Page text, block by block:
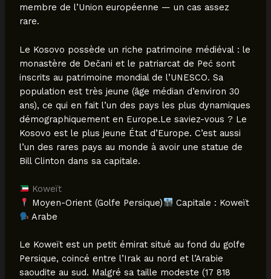
membre de l’Union européenne — un cas assez
rare.
Le Kosovo possède un riche patrimoine médiéval : le
monastère de Dečani et le patriarcat de Peć sont
inscrits au patrimoine mondial de l’UNESCO. Sa
population est très jeune (âge médian d’environ 30
ans), ce qui en fait l’un des pays les plus dynamiques
démographiquement en Europe.Le saviez-vous ? Le
Kosovo est le plus jeune État d’Europe. C’est aussi
l’un des rares pays au monde à avoir une statue de
Bill Clinton dans sa capitale.
Koweït
Moyen-Orient (Golfe Persique)
Capitale : Koweït
Arabe
Le Koweït est un petit émirat situé au fond du golfe
Persique, coincé entre l’Irak au nord et l’Arabie
saoudite au sud. Malgré sa taille modeste (17 818